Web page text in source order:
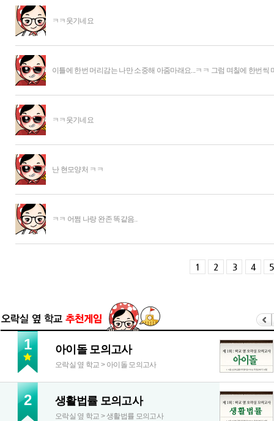
ㅋㅋ웃기네요
이틀에 한번 머리감는 나만 소중해 아줌마래요...ㅋㅋ 그럼 며칠에 한번씩
ㅋㅋ웃기네요
난 현모양처 ㅋㅋ
ㅋㅋ 어쩜 나랑 완존 똑같음..
1 2 3 4 5
1 아이돌 모의고사
오락실 옆 학교 > 아이돌 모의고사
2 생활법률 모의고사
오락실 옆 학교 > 생활법률 모의고사